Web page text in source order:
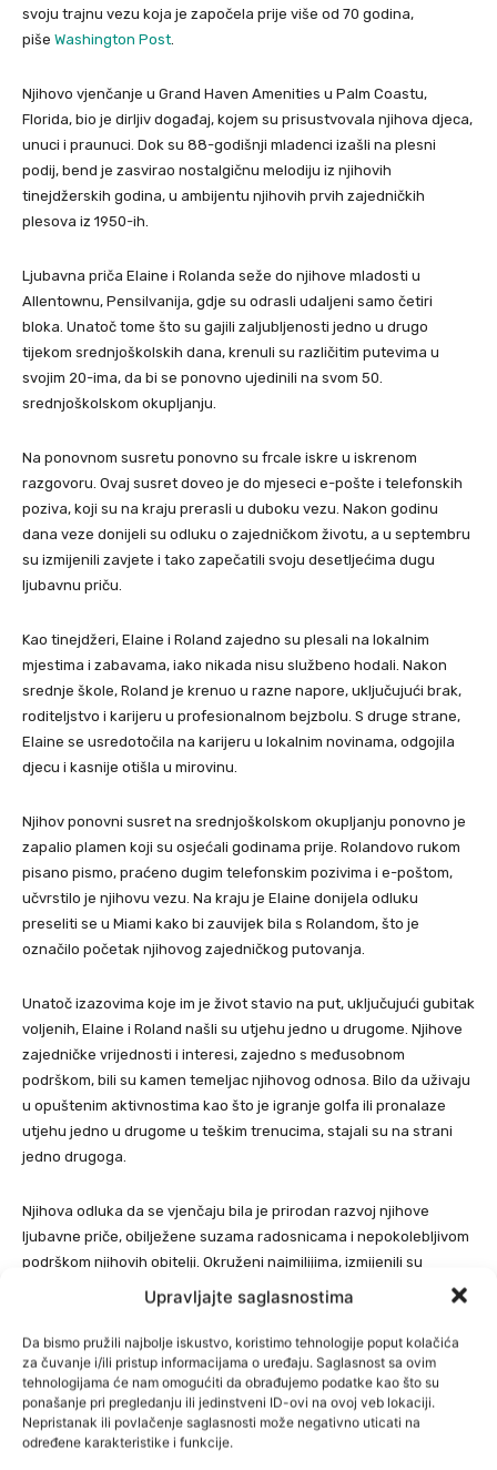
Upravljajte saglasnostima
Da bismo pružili najbolje iskustvo, koristimo tehnologije poput kolačića
za čuvanje i/ili pristup informacijama o uređaju. Saglasnost sa ovim
tehnologijama će nam omogućiti da obrađujemo podatke kao što su
ponašanje pri pregledanju ili jedinstveni ID-ovi na ovoj veb lokaciji.
Nepristanak ili povlačenje saglasnosti može negativno uticati na
određene karakteristike i funkcije.
svoju trajnu vezu koja je započela prije više od 70 godina,
piše Washington Post
Njihovo vjenčanje u Grand Haven Amenities u Palm Coastu,
Florida, bio je dirljiv događaj, kojem su prisustvovala njihova djeca,
unuci i praunuci. Dok su 88-godišnji mladenci izašli na plesni
podij, bend je zasvirao nostalgičnu melodiju iz njihovih
tinejdžerskih godina, u ambijentu njihovih prvih zajedničkih
plesova iz 1950-ih.
Ljubavna priča Elaine i Rolanda seže do njihove mladosti u
Allentownu, Pensilvanija, gdje su odrasli udaljeni samo četiri
bloka. Unatoč tome što su gajili zaljubljenosti jedno u drugo
tijekom srednjoškolskih dana, krenuli su različitim putevima u
svojim 20-ima, da bi se ponovno ujedinili na svom 50.
srednjoškolskom okupljanju.
Na ponovnom susretu ponovno su frcale iskre u iskrenom
razgovoru. Ovaj susret doveo je do mjeseci e-pošte i telefonskih
poziva, koji su na kraju prerasli u duboku vezu. Nakon godinu
dana veze donijeli su odluku o zajedničkom životu, a u septembru
su izmijenili zavjete i tako zapečatili svoju desetljećima dugu
ljubavnu priču.
Kao tinejdžeri, Elaine i Roland zajedno su plesali na lokalnim
mjestima i zabavama, iako nikada nisu službeno hodali. Nakon
srednje škole, Roland je krenuo u razne napore, uključujući brak,
roditeljstvo i karijeru u profesionalnom bejzbolu. S druge strane,
Elaine se usredotočila na karijeru u lokalnim novinama, odgojila
djecu i kasnije otišla u mirovinu.
Njihov ponovni susret na srednjoškolskom okupljanju ponovno je
zapalio plamen koji su osjećali godinama prije. Rolandovo rukom
pisano pismo, praćeno dugim telefonskim pozivima i e-poštom,
učvrstilo je njihovu vezu. Na kraju je Elaine donijela odluku
preseliti se u Miami kako bi zauvijek bila s Rolandom, što je
označilo početak njihovog zajedničkog putovanja.
Unatoč izazovima koje im je život stavio na put, uključujući gubitak
voljenih, Elaine i Roland našli su utjehu jedno u drugome. Njihove
zajedničke vrijednosti i interesi, zajedno s međusobnom
podrškom, bili su kamen temeljac njihovog odnosa. Bilo da uživaju
u opuštenim aktivnostima kao što je igranje golfa ili pronalaze
utjehu jedno u drugome u teškim trenucima, stajali su na strani
jedno drugoga.
Njihova odluka da se vjenčaju bila je prirodan razvoj njihove
ljubavne priče, obilježene suzama radosnicama i nepokolebljivom
podrškom njihovih obitelji. Okruženi najmilijima, izmijenili su
zavjete i zajedno krenuli u novo poglavlje.
Dok se prisjećaju svoje mladosti i razmišljaju o putovanju koje ih je
dovelo do ovog trenutka, Elaine i Roland duboko cijene jedno
drugo. Sa srcima punim ljubavi i zahvalnosti, raduju se
avanturama koje su pred njima, njegujući sjećanja na svoje prve
velike simpatije i trajnu ljubav koju su pronašli jedno u drugome,